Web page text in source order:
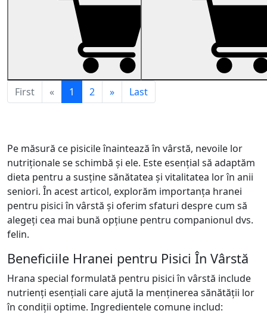
First « 1 2 » Last
Pe măsură ce pisicile înaintează în vârstă, nevoile lor
nutriționale se schimbă și ele. Este esențial să adaptăm
dieta pentru a susține sănătatea și vitalitatea lor în anii
seniori. În acest articol, explorăm importanța hranei
pentru pisici în vârstă și oferim sfaturi despre cum să
alegeți cea mai bună opțiune pentru companionul dvs.
felin.
Beneficiile Hranei pentru Pisici În Vârstă
Hrana special formulată pentru pisici în vârstă include
nutrienți esențiali care ajută la menținerea sănătății lor
în condiții optime. Ingredientele comune includ: